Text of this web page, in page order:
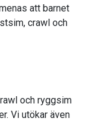
att barnet
crawl och
och ryggsim
Vi utökar även